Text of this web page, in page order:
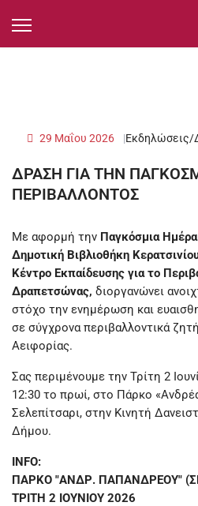
Εκδηλώσεις/
29 Μαΐου 2026
ΔΡΑΣΗ ΓΙΑ ΤΗΝ
ΠΕΡΙΒΑΛΛΟΝΤΟΣ
Με αφορμή την Παγκόσμια
Δημοτική Βιβλιοθήκη
Κέντρο Εκπαίδευσης για το
Δραπετσώνας, διοργανώνει
στόχο την ενημέρωση και
σε σύγχρονα περιβαλλοντικά
Αειφορίας.
Σας περιμένουμε την Τρίτη 2
12:30 το πρωί, στο Πάρκο
Σελεπίτσαρι, στην Κινητή
Δήμου.
INFO:
ΠΑΡΚΟ "ΑΝΔΡ. ΠΑΠΑΝΔΡΕΟΥ"
ΤΡΙΤΗ 2 ΙΟΥΝΙΟΥ 2026